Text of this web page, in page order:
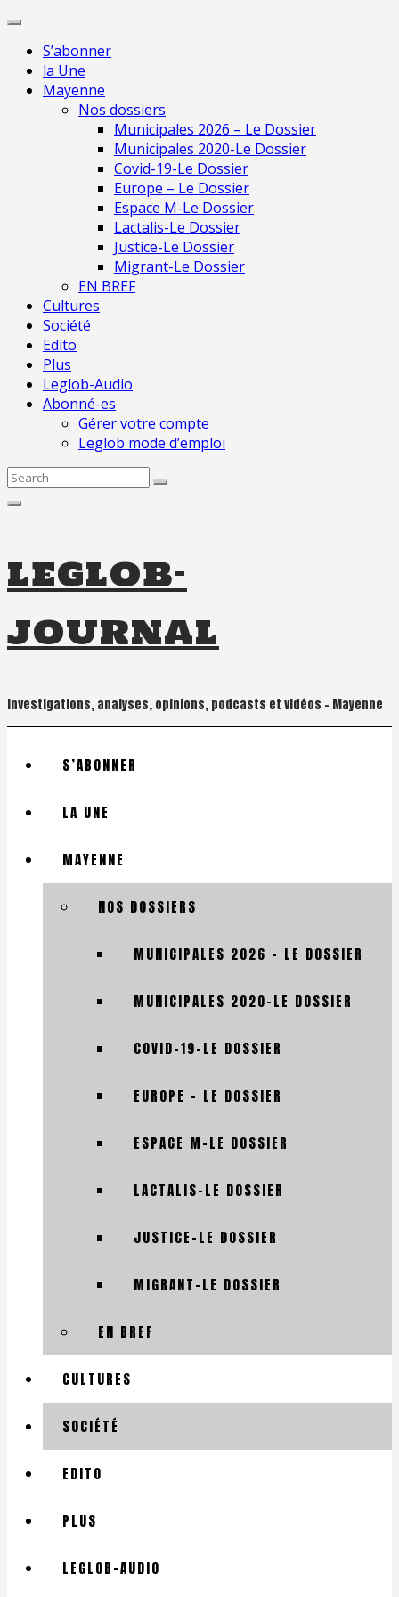
Skip
contentS’abonner
la Une
Mayenne
Nos dossiers
Municipales 2026 – Le Dossier
Municipales 2020-Le Dossier
Covid-19-Le Dossier
Europe – Le Dossier
Espace M-Le Dossier
Lactalis-Le Dossier
Justice-Le Dossier
Migrant-Le Dossier
EN BREF
Cultures
Société
Edito
Plus
Leglob-Audio
Abonné-es
Gérer votre compte
Leglob mode d’emploi
Search
leglob-
journal
Investigations, analyses, opinions, podcasts et vidéos – Mayenne
S’ABONNER
LA UNE
MAYENNE
NOS DOSSIERS
MUNICIPALES 2026 – LE DOSSIER
MUNICIPALES 2020-LE DOSSIER
COVID-19-LE DOSSIER
EUROPE – LE DOSSIER
ESPACE M-LE DOSSIER
LACTALIS-LE DOSSIER
JUSTICE-LE DOSSIER
MIGRANT-LE DOSSIER
EN BREF
CULTURES
SOCIÉTÉ
EDITO
PLUS
LEGLOB-AUDIO
indépendante en
Mayenne